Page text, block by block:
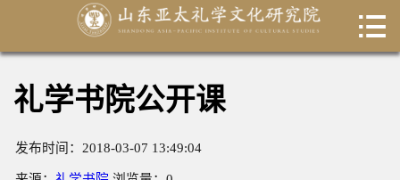
 首页 
礼学书院公开课
发布时间：2018-03-07 13:49:04